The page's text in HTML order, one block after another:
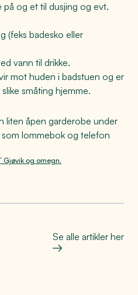
og et til dusjing og evt.
(feks badesko eller
vann til drikke.
mot huden i badstuen og er
småting hjemme.
liten åpen garderobe under
som lommebok og telefon
Gjøvik og omegn.
Se alle artikler her